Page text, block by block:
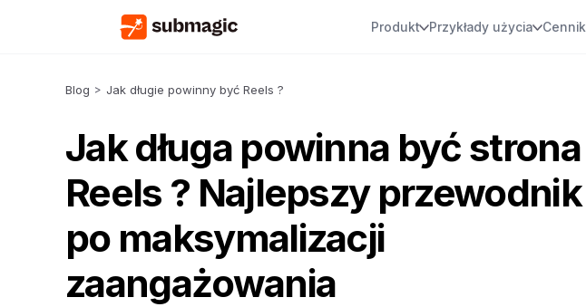
Produkt Przykłady użycia Cennik
Blog > Jak długie powinny być Reels ?
Jak długa powinna być strona
Reels ? Najlepszy przewodnik
po maksymalizacji
zaangażowania